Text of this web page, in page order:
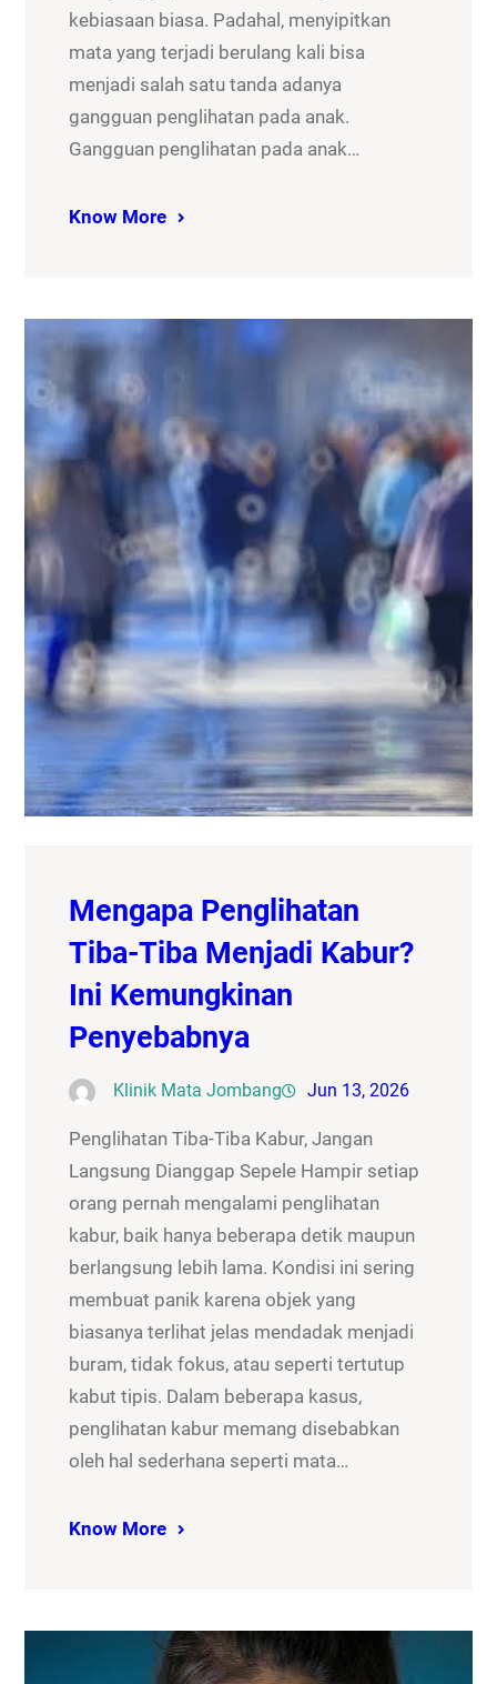
kebiasaan biasa. Padahal, menyipitkan
mata yang terjadi berulang kali bisa
menjadi salah satu tanda adanya
gangguan penglihatan pada anak.
Gangguan penglihatan pada anak…
Know More
Mengapa Penglihatan
Tiba-Tiba Menjadi Kabur?
Ini Kemungkinan
Penyebabnya
Klinik Mata Jombang Jun 13, 2026
Penglihatan Tiba-Tiba Kabur, Jangan
Langsung Dianggap Sepele Hampir setiap
orang pernah mengalami penglihatan
kabur, baik hanya beberapa detik maupun
berlangsung lebih lama. Kondisi ini sering
membuat panik karena objek yang
biasanya terlihat jelas mendadak menjadi
buram, tidak fokus, atau seperti tertutup
kabut tipis. Dalam beberapa kasus,
penglihatan kabur memang disebabkan
oleh hal sederhana seperti mata…
Know More